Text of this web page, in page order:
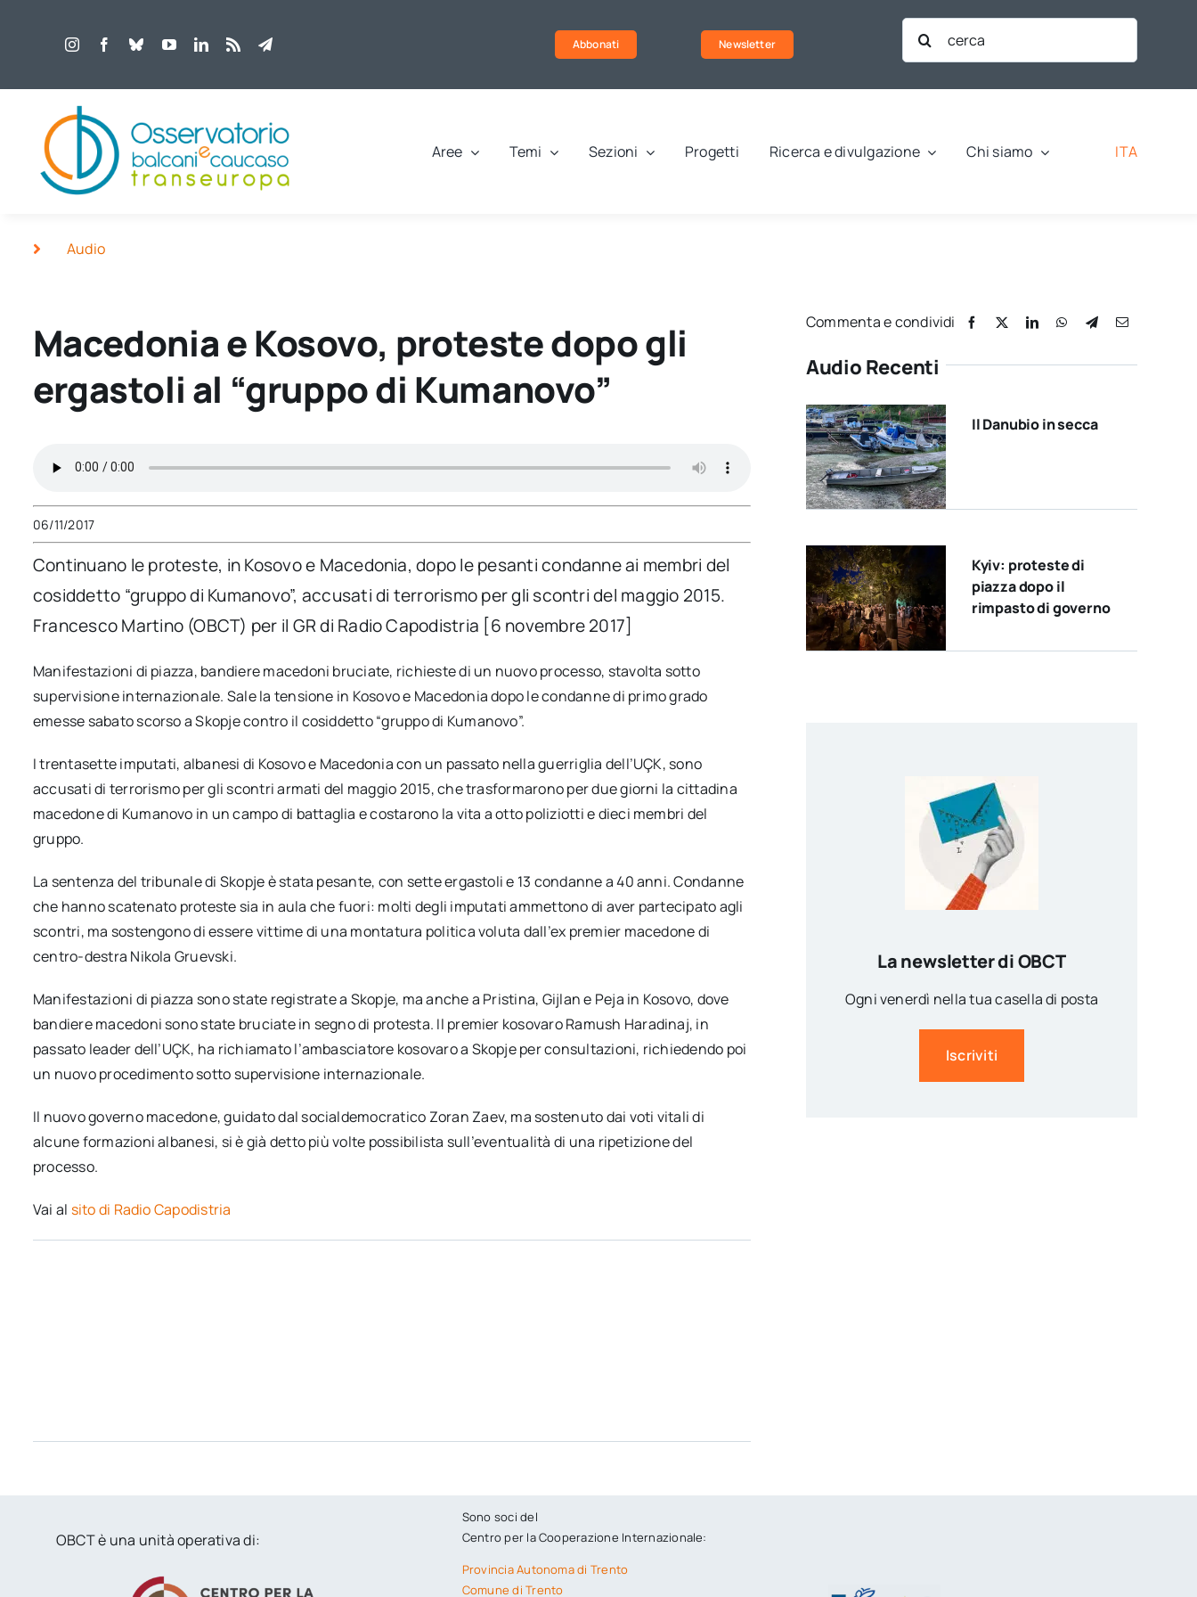
Abbonati Newsletter
Cerca
per:
Aree Temi Sezioni Progetti Ricerca e divulgazione Chi siamo ITA
Audio
Macedonia e Kosovo, proteste dopo gli
ergastoli al “gruppo di Kumanovo”
06/11/2017
Continuano le proteste, in Kosovo e Macedonia, dopo le pesanti condanne ai membri del
cosiddetto “gruppo di Kumanovo”, accusati di terrorismo per gli scontri del maggio 2015.
Francesco Martino (OBCT) per il GR di Radio Capodistria [6 novembre 2017]
Manifestazioni di piazza, bandiere macedoni bruciate, richieste di un nuovo processo, stavolta sotto
supervisione internazionale. Sale la tensione in Kosovo e Macedonia dopo le condanne di primo grado
emesse sabato scorso a Skopje contro il cosiddetto “gruppo di Kumanovo”.
I trentasette imputati, albanesi di Kosovo e Macedonia con un passato nella guerriglia dell’UÇK, sono
accusati di terrorismo per gli scontri armati del maggio 2015, che trasformarono per due giorni la cittadina
macedone di Kumanovo in un campo di battaglia e costarono la vita a otto poliziotti e dieci membri del
gruppo.
La sentenza del tribunale di Skopje è stata pesante, con sette ergastoli e 13 condanne a 40 anni. Condanne
che hanno scatenato proteste sia in aula che fuori: molti degli imputati ammettono di aver partecipato agli
scontri, ma sostengono di essere vittime di una montatura politica voluta dall’ex premier macedone di
centro-destra Nikola Gruevski.
Manifestazioni di piazza sono state registrate a Skopje, ma anche a Pristina, Gijlan e Peja in Kosovo, dove
bandiere macedoni sono state bruciate in segno di protesta. Il premier kosovaro Ramush Haradinaj, in
passato leader dell’UÇK, ha richiamato l’ambasciatore kosovaro a Skopje per consultazioni, richiedendo poi
un nuovo procedimento sotto supervisione internazionale.
Il nuovo governo macedone, guidato dal socialdemocratico Zoran Zaev, ma sostenuto dai voti vitali di
alcune formazioni albanesi, si è già detto più volte possibilista sull’eventualità di una ripetizione del
processo.
Vai al sito di Radio Capodistria
Commenta e condividi
Audio Recenti
Il Danubio in secca
Kyiv: proteste di
piazza dopo il
rimpasto di governo
La newsletter di OBCT
Ogni venerdì nella tua casella di posta
Iscriviti
OBCT è una unità operativa di:
Sono soci del
Centro per la Cooperazione Internazionale:
Provincia Autonoma di Trento
Comune di Trento